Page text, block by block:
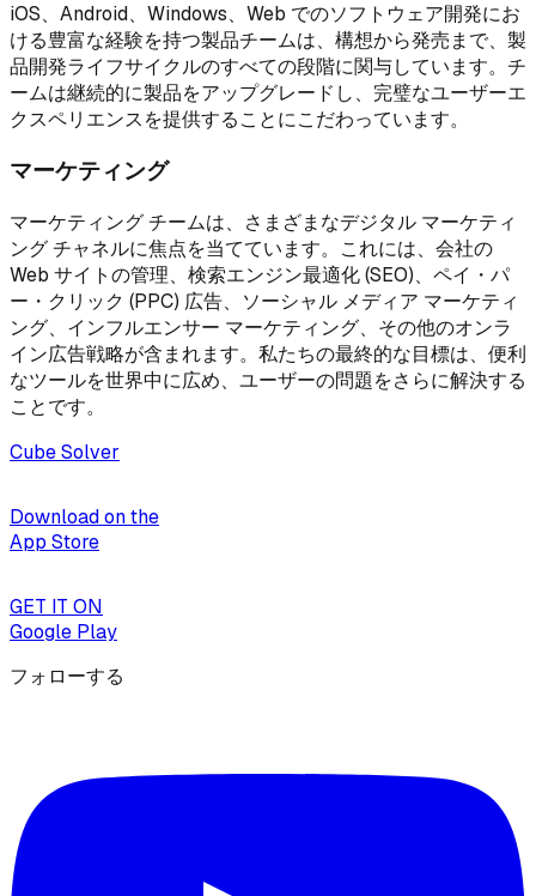
iOS、Android、Windows、Web でのソフトウェア開発にお
ける豊富な経験を持つ製品チームは、構想から発売まで、製
品開発ライフサイクルのすべての段階に関与しています。チ
ームは継続的に製品をアップグレードし、完璧なユーザーエ
クスペリエンスを提供することにこだわっています。
マーケティング
マーケティング チームは、さまざまなデジタル マーケティ
ング チャネルに焦点を当てています。これには、会社の
Web サイトの管理、検索エンジン最適化 (SEO)、ペイ・パ
ー・クリック (PPC) 広告、ソーシャル メディア マーケティ
ング、インフルエンサー マーケティング、その他のオンラ
イン広告戦略が含まれます。私たちの最終的な目標は、便利
なツールを世界中に広め、ユーザーの問題をさらに解決する
ことです。
Cube Solver
Download on the
App Store
GET IT ON
Google Play
フォローする